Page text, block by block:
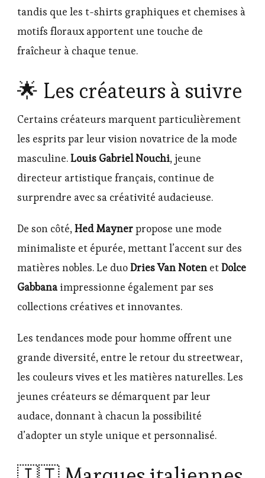
tandis que les t-shirts graphiques et chemises à
motifs floraux apportent une touche de
fraîcheur à chaque tenue.
🌟 Les créateurs à suivre
Certains créateurs marquent particulièrement
les esprits par leur vision novatrice de la mode
masculine.Louis Gabriel Nouchi, jeune
directeur artistique français, continue de
surprendre avec sa créativité audacieuse.
De son côté,Hed Maynerpropose une mode
minimaliste et épurée, mettant l’accent sur des
matières nobles. Le duoDries Van NotenetDolce
Gabbanaimpressionne également par ses
collections créatives et innovantes.
Les tendances mode pour homme offrent une
grande diversité, entre le retour du streetwear,
les couleurs vives et les matières naturelles. Les
jeunes créateurs se démarquent par leur
audace, donnant à chacun la possibilité
d’adopter un style unique et personnalisé.